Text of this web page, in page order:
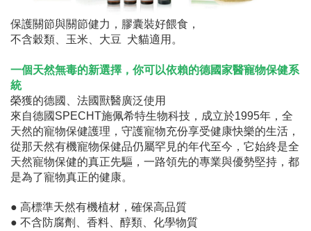
保護關節與關節健力，膠囊裝好餵食，
不含穀類、玉米、大豆 犬貓適用。
一個天然無毒的新選擇，你可以依賴的德國家醫寵物保健系
統
榮獲的德國、法國獸醫廣泛使用
來自德國SPECHT施佩希特生物科技，成立於1995年，全
天然的寵物保健護理，守護寵物充份享受健康快樂的生活，
從那天然有機寵物保健品仍屬罕見的年代至今，它始終是全
天然寵物保健的真正先驅，一路領先的專業與優勢堅持，都
是為了寵物真正的健康。
● 高標準天然有機植材，確保高品質
● 不含防腐劑、香料、醇類、化學物質